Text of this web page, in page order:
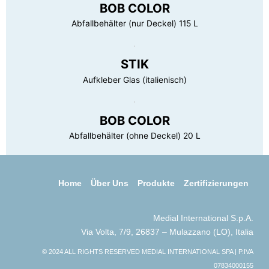
BOB COLOR
Abfallbehälter (nur Deckel) 115 L
STIK
Aufkleber Glas (italienisch)
BOB COLOR
Abfallbehälter (ohne Deckel) 20 L
Home Über Uns Produkte Zertifizierungen
Medial International S.p.A.
Via Volta, 7/9, 26837 – Mulazzano (LO), Italia
© 2024 ALL RIGHTS RESERVED MEDIAL INTERNATIONAL SPA | P.IVA
07834000155